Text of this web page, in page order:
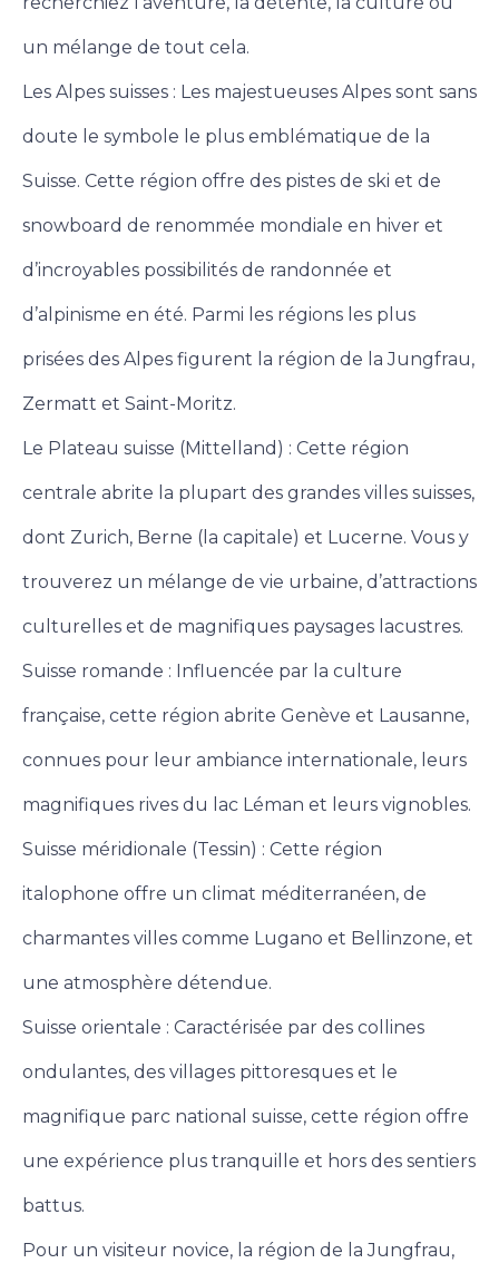
un mélange de tout cela.
Les Alpes suisses : Les majestueuses Alpes sont sans
doute le symbole le plus emblématique de la
Suisse. Cette région offre des pistes de ski et de
snowboard de renommée mondiale en hiver et
d’incroyables possibilités de randonnée et
d’alpinisme en été. Parmi les régions les plus
prisées des Alpes figurent la région de la Jungfrau,
Zermatt et Saint-Moritz.
Le Plateau suisse (Mittelland) : Cette région
centrale abrite la plupart des grandes villes suisses,
dont Zurich, Berne (la capitale) et Lucerne. Vous y
trouverez un mélange de vie urbaine, d’attractions
culturelles et de magnifiques paysages lacustres.
Suisse romande : Influencée par la culture
française, cette région abrite Genève et Lausanne,
connues pour leur ambiance internationale, leurs
magnifiques rives du lac Léman et leurs vignobles.
Suisse méridionale (Tessin) : Cette région
italophone offre un climat méditerranéen, de
charmantes villes comme Lugano et Bellinzone, et
une atmosphère détendue.
Suisse orientale : Caractérisée par des collines
ondulantes, des villages pittoresques et le
magnifique parc national suisse, cette région offre
une expérience plus tranquille et hors des sentiers
battus.
Pour un visiteur novice, la région de la Jungfrau,